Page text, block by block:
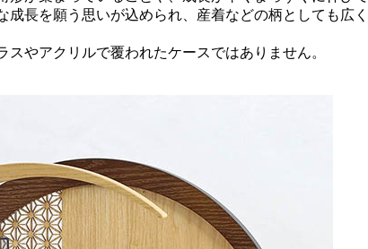
成長を願う思いが込められ、産着などの柄としても広く
やアクリルで覆われたケースではありません。